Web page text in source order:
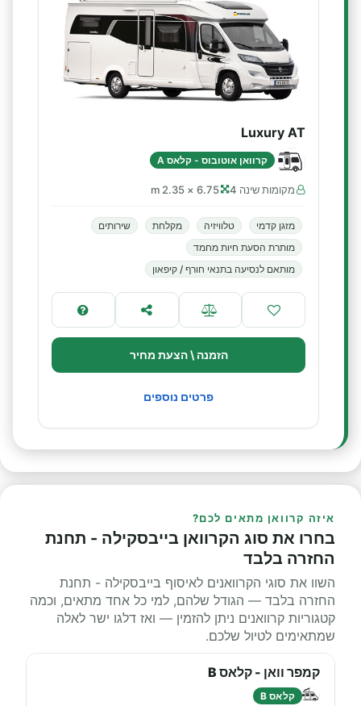
Luxury AT
קרוואן אוטובוס - קלאס A
מקומות שינה 4 6.75 × 2.35 m
מזגן קדמי טלוויזיה מקלחת
שירותים
מותרת הסעת חיות מחמד
מותאם לנסיעה בתנאי חורף / קיפאון
הזמנה \ הצעת מחיר
פרטים נוספים
איזה קרוואן מתאים לכם?
בחרו את סוג הקרוואן בייבסקילה - תחנת
החזרה בלבד
השוו את סוגי הקרוואנים לאיסוף בייבסקילה - תחנת
החזרה בלבד — הגודל שלהם, למי כל אחד מתאים, וכמה
קטגוריות קרוואנים ניתן להזמין — ואז דלגו ישר לאלה
שמתאימים לטיול שלכם.
קמפר וואן - קלאס B
קלאס B